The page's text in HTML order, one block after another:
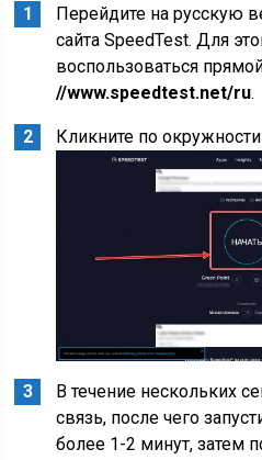
Перейдите на русскую
сайта SpeedTest. Для
воспользоваться
//www.speedtest.net/ru.
Кликните по
В течение нескольких
связь, после чего
более 1-2 минут, затем